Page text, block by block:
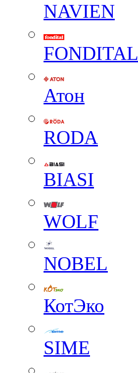
NAVIEN
FONDITAL
Атон
RODA
BIASI
WOLF
NOBEL
КотЭко
SIME